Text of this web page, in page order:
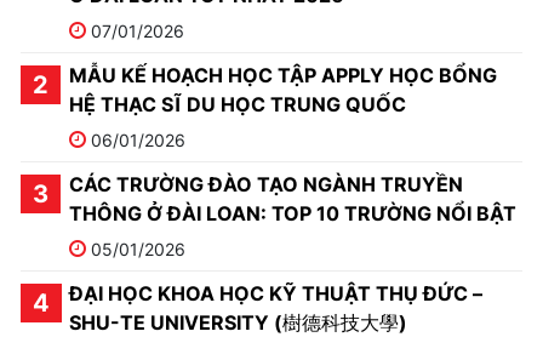
07/01/2026
MẪU KẾ HOẠCH HỌC TẬP APPLY HỌC BỔNG
HỆ THẠC SĨ DU HỌC TRUNG QUỐC
06/01/2026
CÁC TRƯỜNG ĐÀO TẠO NGÀNH TRUYỀN
THÔNG Ở ĐÀI LOAN: TOP 10 TRƯỜNG NỔI BẬT
05/01/2026
ĐẠI HỌC KHOA HỌC KỸ THUẬT THỤ ĐỨC –
SHU-TE UNIVERSITY (樹德科技大學)